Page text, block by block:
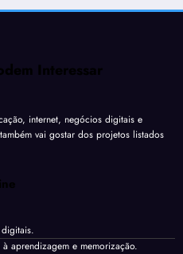
Interessar
internet, negócios digitais e
vai gostar dos projetos listados
aprendizagem e memorização.